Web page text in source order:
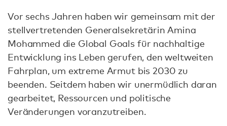
Vor sechs Jahren haben wir gemeinsam mit der
stellvertretenden Generalsekretärin Amina
Mohammed die Global Goals für nachhaltige
Entwicklung ins Leben gerufen, den weltweiten
Fahrplan, um extreme Armut bis 2030 zu
beenden. Seitdem haben wir unermüdlich daran
gearbeitet, Ressourcen und politische
Veränderungen voranzutreiben.